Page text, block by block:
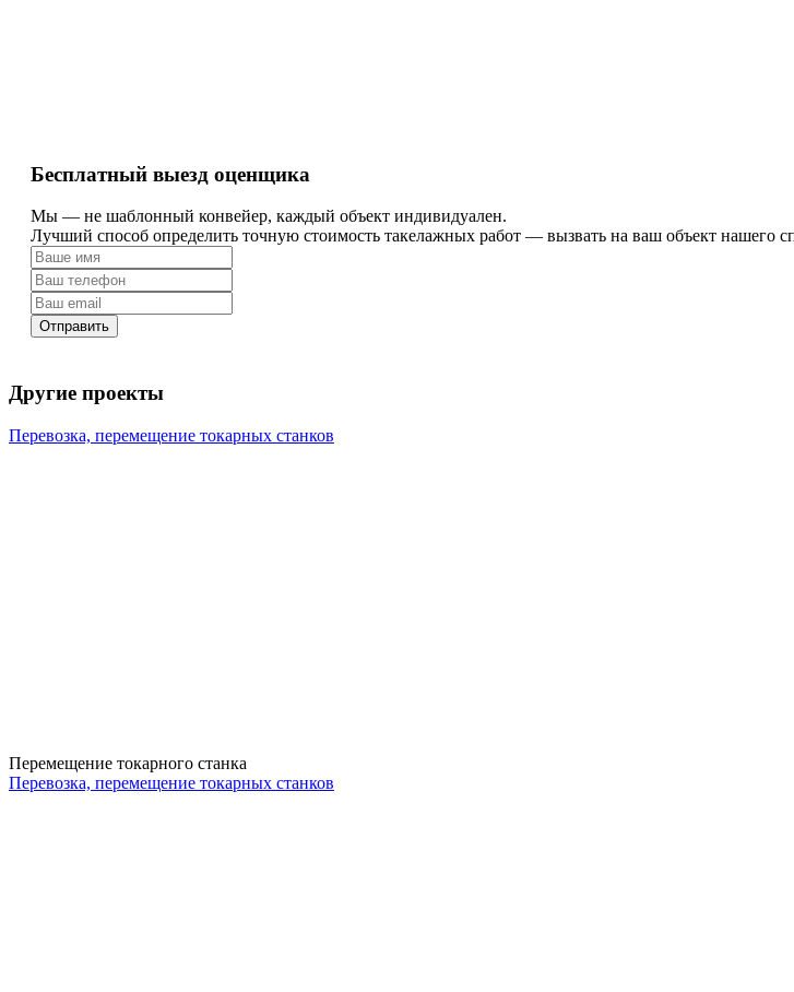
Бесплатный выезд оценщика
Мы — не шаблонный конвейер, каждый объект индивидуален.
Лучший способ определить точную стоимость такелажных работ — вызвать на ваш объект нашего
Отправить
Другие проекты
Перевозка, перемещение токарных станков
Перемещение токарного станка
Перевозка, перемещение токарных станков